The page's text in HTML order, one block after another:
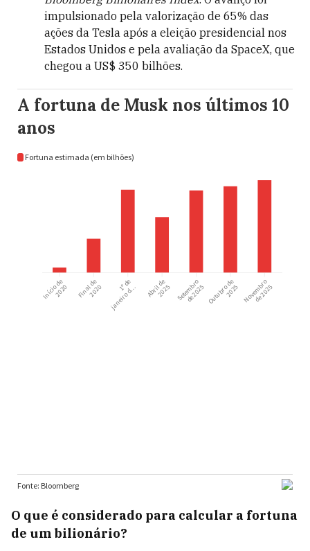
impulsionado pela valorização de 65% das
ações da Tesla após a eleição presidencial nos
Estados Unidos e pela avaliação da SpaceX, que
chegou a US$ 350 bilhões.
O que é considerado para calcular a fortuna
de um bilionário?